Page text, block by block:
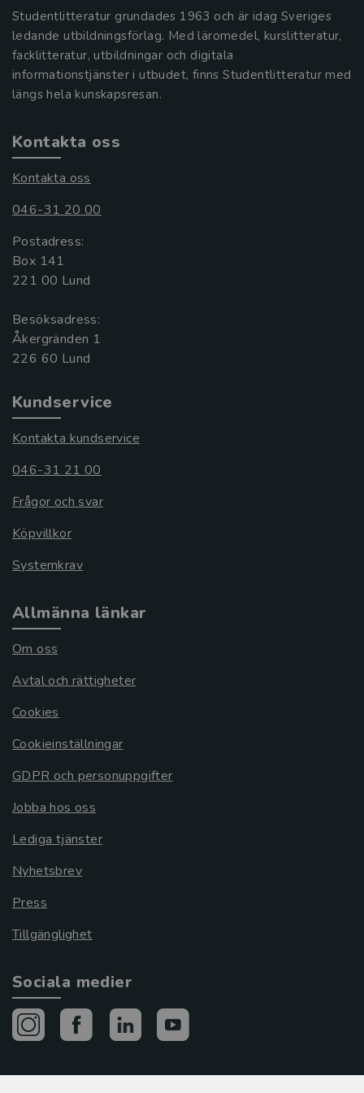
Studentlitteratur grundades 1963 och är idag Sveriges
ledande utbildningsförlag. Med läromedel, kurslitteratur,
facklitteratur, utbildningar och digitala
informationstjänster i utbudet, finns Studentlitteratur med
längs hela kunskapsresan.
Kontakta oss
Kontakta oss
046-31 20 00
Postadress:
Box 141
221 00 Lund
Besöksadress:
Åkergränden 1
Kundservice
Kontakta kundservice
046-31 21 00
Frågor och svar
Köpvillkor
Systemkrav
Allmänna länkar
Om oss
Avtal och rättigheter
Cookies
Cookieinställningar
GDPR och personuppgifter
Jobba hos oss
Lediga tjänster
Nyhetsbrev
Press
Tillgänglighet
Sociala medier